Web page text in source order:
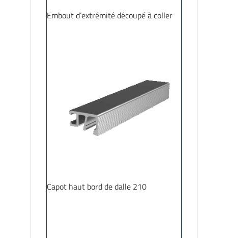
Embout d’extrémité découpé à coller
Capot haut bord de dalle 210